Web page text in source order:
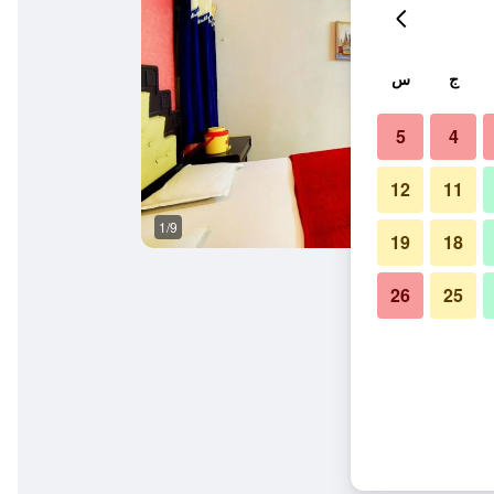
1/9
ج س
4
5
11
12
18
19
25
26